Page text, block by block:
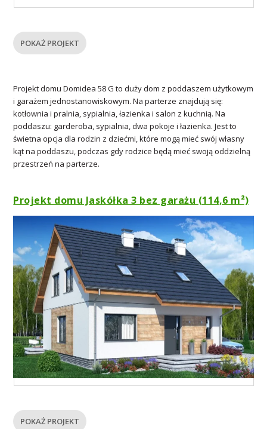
POKAŻ PROJEKT
Projekt domu Domidea 58 G to duży dom z poddaszem użytkowym
i garażem jednostanowiskowym. Na parterze znajdują się:
kotłownia i pralnia, sypialnia, łazienka i salon z kuchnią. Na
poddaszu: garderoba, sypialnia, dwa pokoje i łazienka. Jest to
świetna opcja dla rodzin z dziećmi, które mogą mieć swój własny
kąt na poddaszu, podczas gdy rodzice będą mieć swoją oddzielną
przestrzeń na parterze.
Projekt domu Jaskółka 3 bez garażu (114,6 m²)
POKAŻ PROJEKT